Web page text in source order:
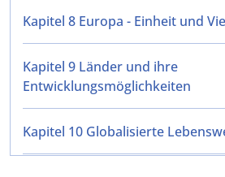
Kapitel 8 Europa - Einheit und
Kapitel 9 Länder und ihre
Entwicklungsmöglichkeiten
Kapitel 10 Globalisierte